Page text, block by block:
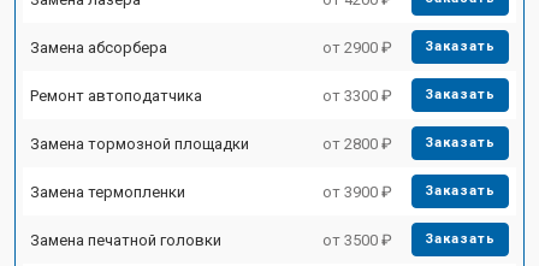
Замена абсорбера от 2900 ₽ Заказать
Ремонт автоподатчика от 3300 ₽ Заказать
Замена тормозной площадки от 2800 ₽ Заказать
Замена термопленки от 3900 ₽ Заказать
Замена печатной головки от 3500 ₽ Заказать